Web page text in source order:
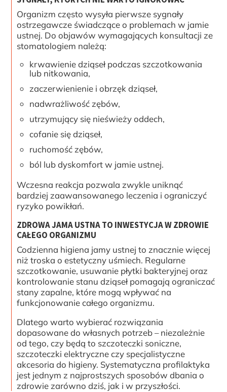
Organizm często wysyła pierwsze sygnały
ostrzegawcze świadczące o problemach w jamie
ustnej. Do objawów wymagających konsultacji ze
stomatologiem należą:
krwawienie dziąseł podczas szczotkowania
lub nitkowania,
zaczerwienienie i obrzęk dziąseł,
nadwrażliwość zębów,
utrzymujący się nieświeży oddech,
cofanie się dziąseł,
ruchomość zębów,
ból lub dyskomfort w jamie ustnej.
Wczesna reakcja pozwala zwykle uniknąć
bardziej zaawansowanego leczenia i ograniczyć
ryzyko powikłań.
ZDROWA JAMA USTNA TO INWESTYCJA W ZDROWIE
CAŁEGO ORGANIZMU
Codzienna higiena jamy ustnej to znacznie więcej
niż troska o estetyczny uśmiech. Regularne
szczotkowanie, usuwanie płytki bakteryjnej oraz
kontrolowanie stanu dziąseł pomagają ograniczać
stany zapalne, które mogą wpływać na
funkcjonowanie całego organizmu.
Dlatego warto wybierać rozwiązania
dopasowane do własnych potrzeb – niezależnie
od tego, czy będą to szczoteczki soniczne,
szczoteczki elektryczne czy specjalistyczne
akcesoria do higieny. Systematyczna profilaktyka
jest jednym z najprostszych sposobów dbania o
zdrowie zarówno dziś, jak i w przyszłości.